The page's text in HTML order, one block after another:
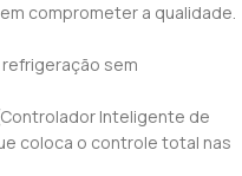
comprometer a qualidade.
sem
Inteligente de
coloca o controle total nas